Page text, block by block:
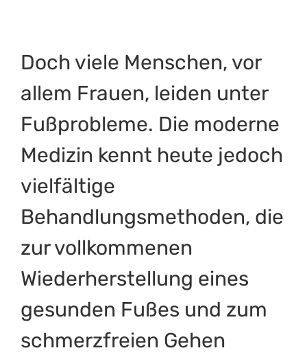
Doch viele Menschen, vor
allem Frauen, leiden unter
Fußprobleme. Die moderne
Medizin kennt heute jedoch
vielfältige
Behandlungsmethoden, die
zur vollkommenen
Wiederherstellung eines
gesunden Fußes und zum
schmerzfreien Gehen